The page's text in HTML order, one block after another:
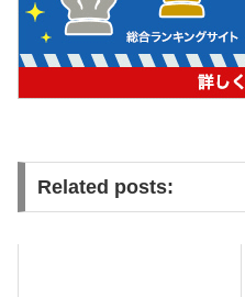
Related posts: